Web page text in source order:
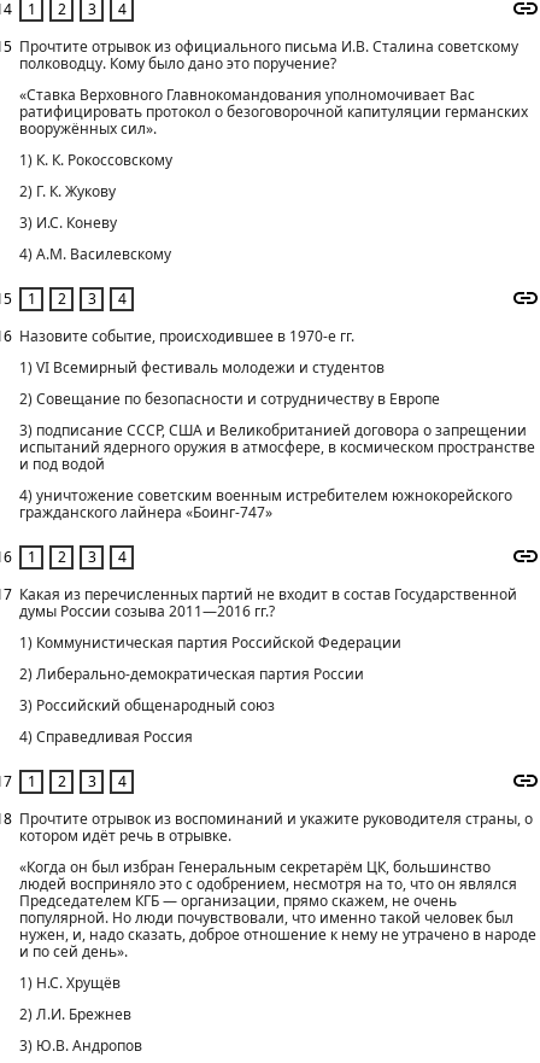
Прочтите отрывок из официального письма И.В. Сталина со­ветскому
полководцу. Кому было дано это поручение?
«Ставка Верховного Главнокомандования уполномочивает Вас
ратифицировать протокол о безого­ворочной капитуляции германских
вооружённых сил».
1) К. К. Рокоссовскому
2) Г. К. Жукову
3) И.С. Коневу
4) А.М. Василевскому
Назовите событие, происходившее в 1970-е гг.
1) VI Всемирный фестиваль молодежи и студентов
2) Совещание по безопасности и сотрудничеству в Европе
3) подписание СССР, США и Великобританией договора о запрещении
испытаний ядерного оружия в атмосфере, в космическом пространстве
и под водой
4) уничтожение советским военным истребителем южнокорейского
гражданского лайнера «Боинг-747»
Какая из перечисленных партий не входит в состав Государственной
думы России созыва 2011—2016 гг.?
1) Коммунистическая партия Российской Федерации
2) Либерально-демократическая партия России
3) Российский общенародный союз
4) Справедливая Россия
Прочтите отрывок из воспоминаний и укажите руководителя страны, о
котором идёт речь в отрывке.
«Когда он был избран Генеральным секретарём ЦК, большинство
людей восприняло это с одобрением, несмотря на то, что он являлся
Председателем КГБ — организации, прямо скажем, не очень
популярной. Но люди почувствовали, что именно такой человек был
нужен, и, надо сказать, доброе отношение к нему не утрачено в народе
и по сей день».
1) Н.С. Хрущёв
2) Л.И. Брежнев
3) Ю.В. Андропов